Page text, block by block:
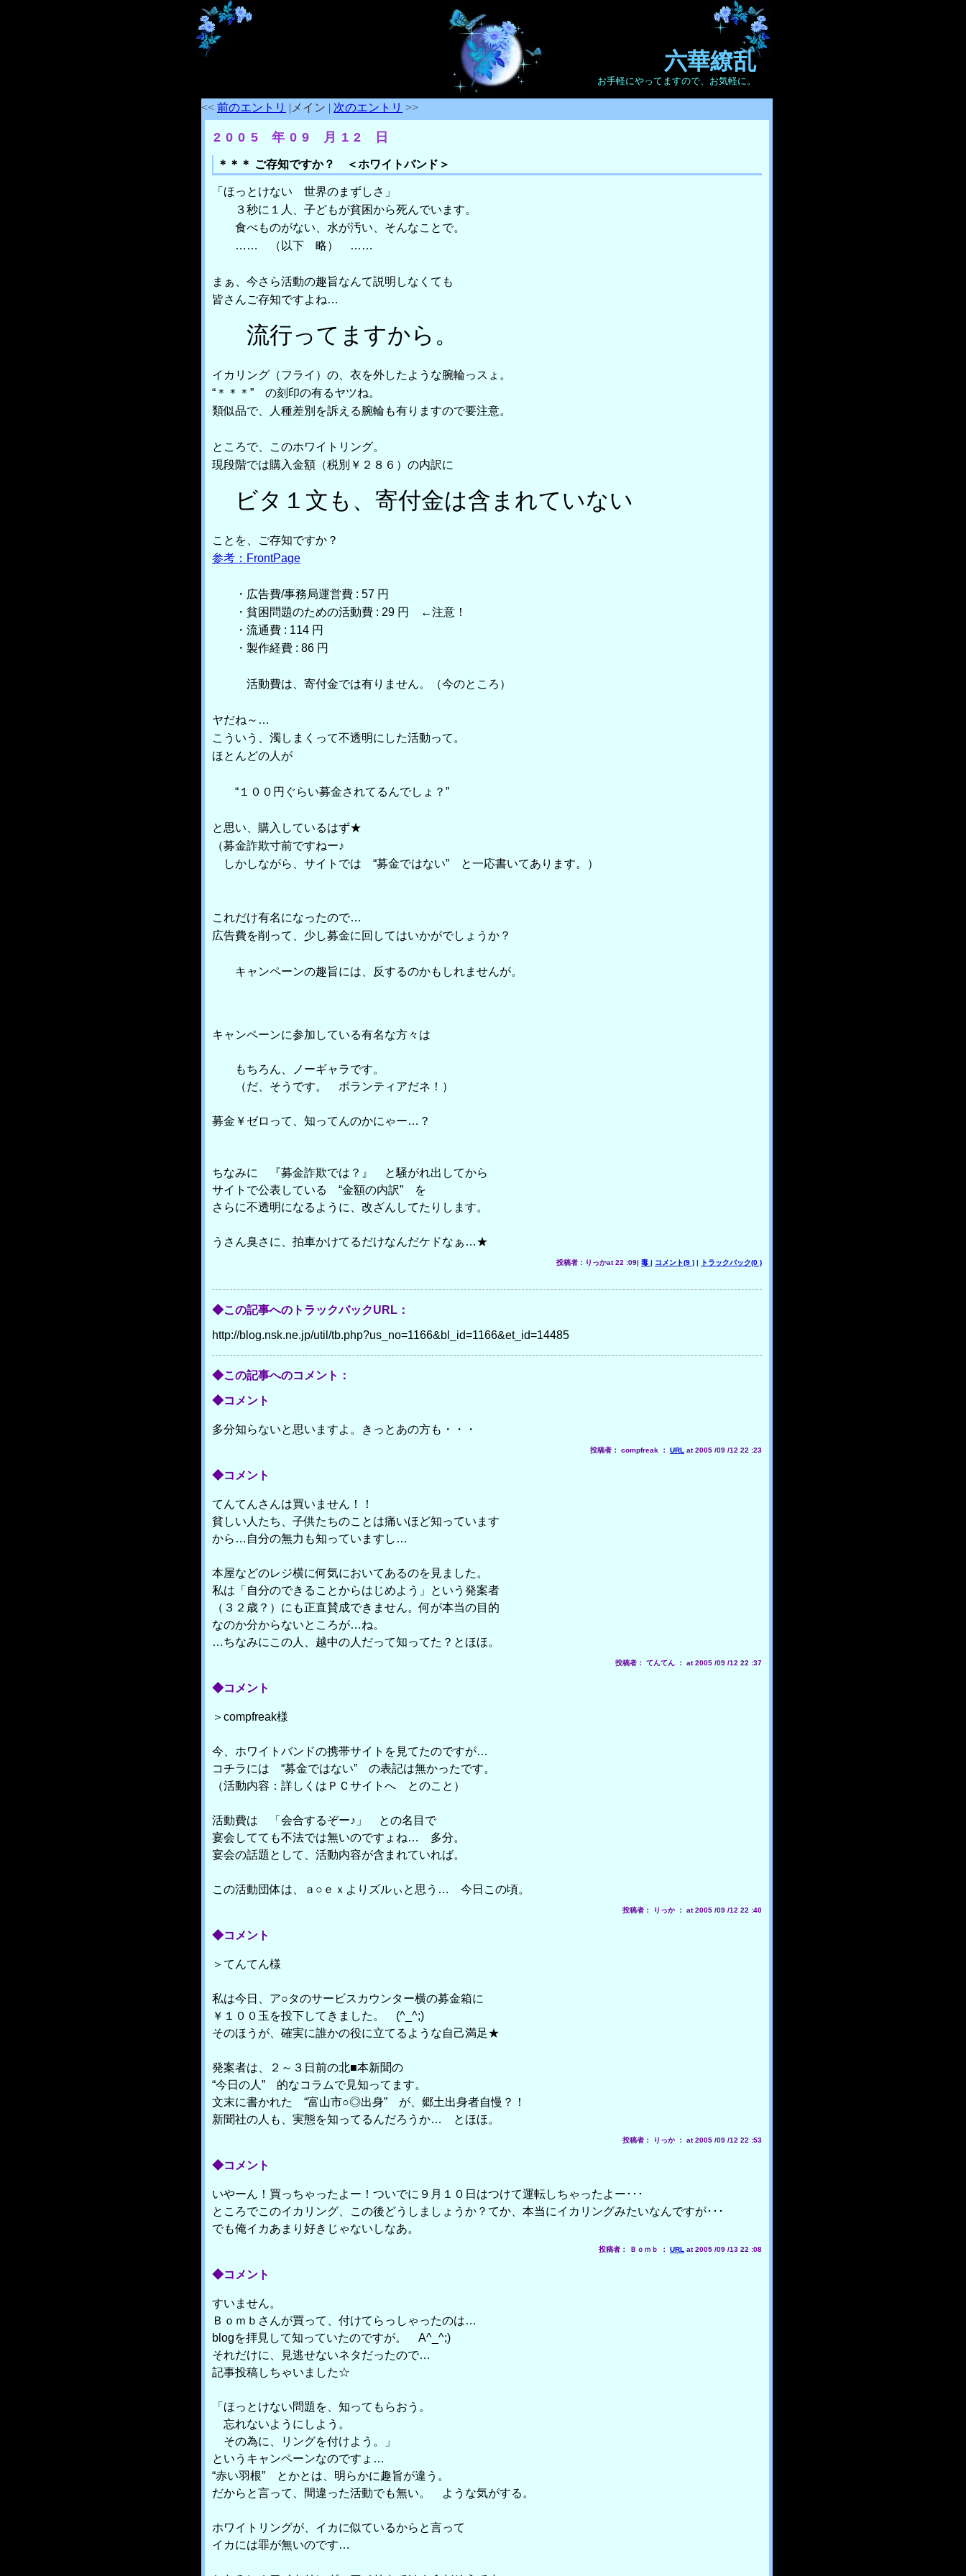
六華繚乱
お手軽にやってますので、お気軽に。
<< 前のエントリ |メイン | 次のエントリ >>
2005 年09 月12 日
＊＊＊ ご存知ですか？ ＜ホワイトバンド＞
「ほっとけない 世界のまずしさ」
３秒に１人、子どもが貧困から死んでいます。
食べものがない、水が汚い、そんなことで。
…… （以下 略） ……
まぁ、今さら活動の趣旨なんて説明しなくても
皆さんご存知ですよね…
流行ってますから。
イカリング（フライ）の、衣を外したような腕輪っスょ。
“＊＊＊” の刻印の有るヤツね。
類似品で、人種差別を訴える腕輪も有りますので要注意。
ところで、このホワイトリング。
現段階では購入金額（税別￥２８６）の内訳に
ビタ１文も、寄付金は含まれていない
ことを、ご存知ですか？
参考：FrontPage
・広告費/事務局運営費 : 57 円
・貧困問題のための活動費 : 29 円 ←注意！
・流通費 : 114 円
・製作経費 : 86 円
活動費は、寄付金では有りません。（今のところ）
ヤだね～…
こういう、濁しまくって不透明にした活動って。
ほとんどの人が
“１００円ぐらい募金されてるんでしょ？”
と思い、購入しているはず★
（募金詐欺寸前ですねー♪
しかしながら、サイトでは “募金ではない” と一応書いてあります。）
これだけ有名になったので…
広告費を削って、少し募金に回してはいかがでしょうか？
キャンペーンの趣旨には、反するのかもしれませんが。
キャンペーンに参加している有名な方々は
もちろん、ノーギャラです。
（だ、そうです。 ボランティアだネ！）
募金￥ゼロって、知ってんのかにゃー…？
ちなみに 『募金詐欺では？』 と騒がれ出してから
サイトで公表している “金額の内訳” を
さらに不透明になるように、改ざんしてたりします。
うさん臭さに、拍車かけてるだけなんだケドなぁ…★
投稿者：りっかat 22 :09| 毒 | コメント(9 ) | トラックバック(0 )
◆この記事へのトラックバックURL：
http://blog.nsk.ne.jp/util/tb.php?us_no=1166&bl_id=1166&et_id=14485
◆この記事へのコメント：
◆コメント
多分知らないと思いますよ。きっとあの方も・・・
投稿者： compfreak ： URL at 2005 /09 /12 22 :23
◆コメント
てんてんさんは買いません！！
貧しい人たち、子供たちのことは痛いほど知っています
から…自分の無力も知っていますし…
本屋などのレジ横に何気においてあるのを見ました。
私は「自分のできることからはじめよう」という発案者
（３２歳？）にも正直賛成できません。何が本当の目的
なのか分からないところが…ね。
…ちなみにこの人、越中の人だって知ってた？とほほ。
投稿者： てんてん ： at 2005 /09 /12 22 :37
◆コメント
＞compfreak様
今、ホワイトバンドの携帯サイトを見てたのですが…
コチラには “募金ではない” の表記は無かったです。
（活動内容：詳しくはＰＣサイトへ とのこと）
活動費は 「会合するぞー♪」 との名目で
宴会してても不法では無いのですょね… 多分。
宴会の話題として、活動内容が含まれていれば。
この活動団体は、ａ○ｅｘよりズルぃと思う… 今日この頃。
投稿者： りっか ： at 2005 /09 /12 22 :40
◆コメント
＞てんてん様
私は今日、ア○タのサービスカウンター横の募金箱に
￥１００玉を投下してきました。 (^_^;)
そのほうが、確実に誰かの役に立てるような自己満足★
発案者は、２～３日前の北■本新聞の
“今日の人” 的なコラムで見知ってます。
文末に書かれた “富山市○◎出身” が、郷土出身者自慢？！
新聞社の人も、実態を知ってるんだろうか… とほほ。
投稿者： りっか ： at 2005 /09 /12 22 :53
◆コメント
いやーん！買っちゃったよー！ついでに９月１０日はつけて運転しちゃったよー･･･
ところでこのイカリング、この後どうしましょうか？てか、本当にイカリングみたいなんですが･･･
でも俺イカあまり好きじゃないしなあ。
投稿者： Ｂｏｍｂ ： URL at 2005 /09 /13 22 :08
◆コメント
すいません。
Ｂｏｍｂさんが買って、付けてらっしゃったのは…
blogを拝見して知っていたのですが。 A^_^;)
それだけに、見逃せないネタだったので…
記事投稿しちゃいました☆
「ほっとけない問題を、知ってもらおう。
忘れないようにしよう。
その為に、リングを付けよう。」
というキャンペーンなのですょ…
“赤い羽根” とかとは、明らかに趣旨が違う。
だからと言って、間違った活動でも無い。 ような気がする。
ホワイトリングが、イカに似ているからと言って
イカには罪が無いのです…